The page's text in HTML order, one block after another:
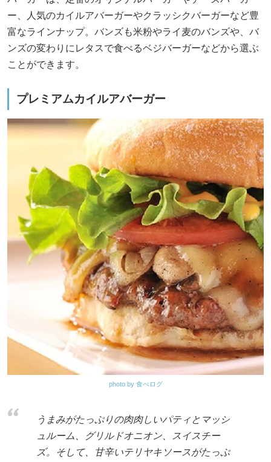
ー、人気のカイルアバーガーやクラッシクバーガーなど豊
富なラインナップ。バンズも米粉やライ麦のバンズや、バ
ンズの変わりにレタスで食べるベジバーガーなどから選ぶ
ことができます。
プレミアムカイルアバーガー
photo by 食べログ
うまみがたっぷりの肉肉しいパティとマッシ
ュルーム、グリルドオニオン、スイスチー
ズ。そして、甘辛いテリヤキソースがたっぷ